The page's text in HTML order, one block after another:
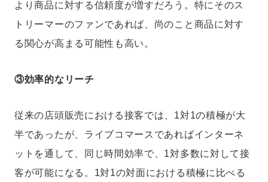
より商品に対する信頼度が増すだろう。特にそのス
トリーマーのファンであれば、尚のこと商品に対す
る関心が高まる可能性も高い。
③効率的なリーチ
従来の店頭販売における接客では、1対1の積極が大
半であったが、ライブコマースであればインターネ
ットを通して、同じ時間効率で、1対多数に対して接
客が可能になる。1対1の対面における積極に比べる